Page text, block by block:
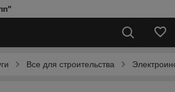
Все для строительства